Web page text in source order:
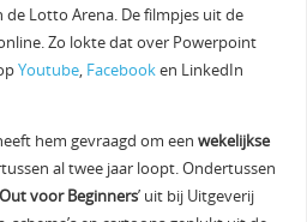
Lotto Arena. De filmpjes uit de
Zo lokte dat over Powerpoint
Youtube, Facebooken LinkedIn
hem gevraagd om een wekelijkse
al twee jaar loopt. Ondertussen
voor Beginners’ uit bij Uitgeverij